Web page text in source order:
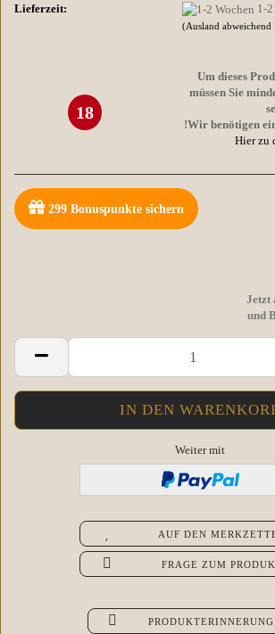
Lieferzeit:
1-
(Ausland abweichend
18
Um dieses
müssen Sie
!Wir benötigen
Hier zu
299 Bonuspunkte sichern
Jetzt
und
Weiter mit
AUF DEN
FRAGE ZUM
PRODUKTERINNERUNG